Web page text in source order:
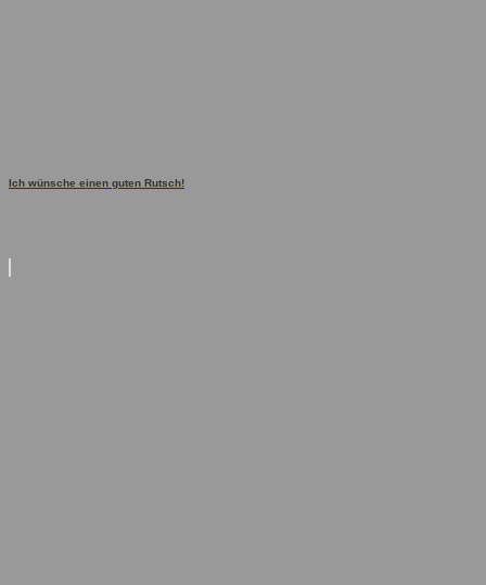
Ich wünsche einen guten Rutsch!